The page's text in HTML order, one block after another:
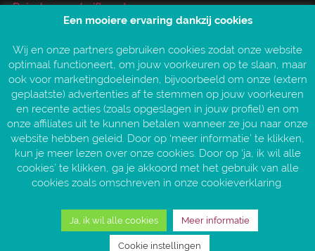
Reischeque / giftcard
Over VakantieXperts
Service en vragen
Vind jouw VakantieXpert
Vacatures
AANGESLOTEN BIJ:
Copyright © 2026 VakantieXperts
Een mooiere ervaring dankzij cookies
Wij en onze partners gebruiken cookies zodat onze website
optimaal functioneert, om jouw voorkeuren op te slaan, maar
ook voor marketingdoeleinden, bijvoorbeeld om onze (extern
geplaatste) advertenties af te stemmen op jouw voorkeuren
en recente acties (zoals opgeslagen in jouw profiel) en om
onze affiliates uit te kunnen betalen wanneer ze jou naar onze
website hebben geleid. Door op ‘meer informatie’ te klikken,
kun je meer lezen over onze cookies. Door op ‘ja, ik wil alle
cookies’ te klikken, ga je akkoord met het gebruik van alle
cookies zoals omschreven in onze cookieverklaring.
Ja, ik wil alle cookies Meer informatie
Cookie instellingen